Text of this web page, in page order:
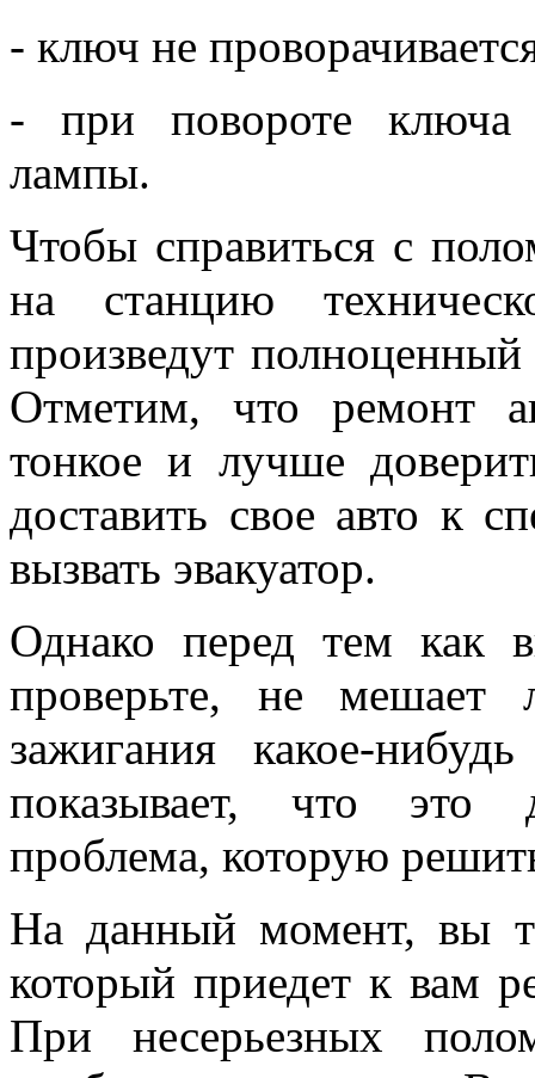
- ключ не
- при повороте ключа
лампы.
Чтобы справиться с
на станцию
произведут
Отметим, что ремонт
тонкое и лучше
доставить свое авто к
вызвать эвакуатор.
Однако перед тем как
проверьте, не мешает
зажигания какое-
показывает, что это
проблема, которую
На данный момент, вы
который приедет к вам
При несерьезных